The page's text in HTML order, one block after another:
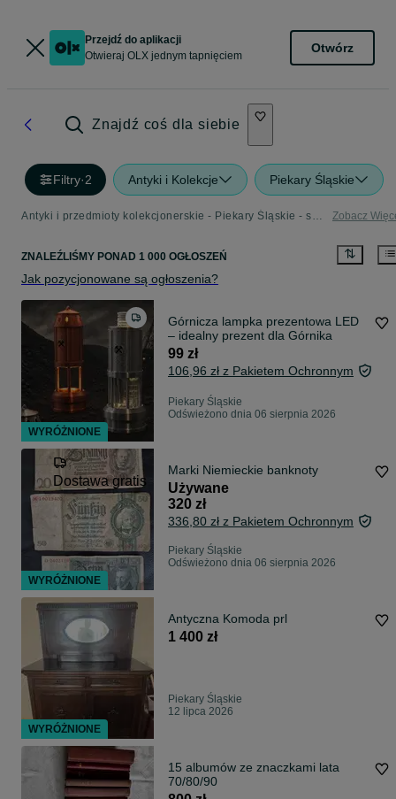
Przejdź do aplikacji
Otwieraj OLX jednym tapnięciem
Otwórz
Znajdź coś dla siebie
Filtry·2 Antyki i Kolekcje Piekary Śląskie
Antyki i przedmioty kolekcjonerskie - Piekary Śląskie - sprawdź ogłoszenia w Twojej okolicy Zobacz
ZNALEŹLIŚMY PONAD 1 000 OGŁOSZEŃ
Jak pozycjonowane są ogłoszenia?
Górnicza lampka prezentowa LED
– idealny prezent dla Górnika
99 zł
106,96 zł z Pakietem Ochronnym
Piekary Śląskie
Odświeżono dnia 06 sierpnia 2026
Dostawa gratis
Marki Niemieckie banknoty
Używane
320 zł
336,80 zł z Pakietem Ochronnym
Piekary Śląskie
Odświeżono dnia 06 sierpnia 2026
Antyczna Komoda prl
1 400 zł
Piekary Śląskie
12 lipca 2026
15 albumów ze znaczkami lata
70/80/90
WYRÓŻNIONE
WYRÓŻNIONE
WYRÓŻNIONE